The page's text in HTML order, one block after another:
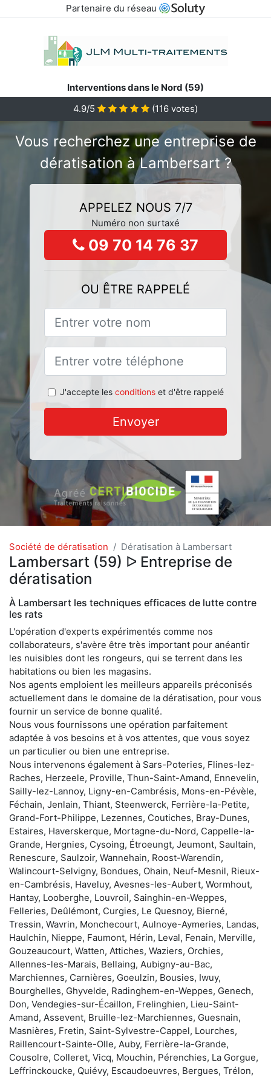
Partenaire du réseau
Interventions dans le Nord (59)
4.9/5
(116 votes)
Vous recherchez une entreprise de
dératisation à Lambersart ?
APPELEZ NOUS 7/7
Numéro non surtaxé
09 70 14 76 37
OU ÊTRE RAPPELÉ
J'accepte les conditionset d'être rappelé
Envoyer
Société de dératisation Dératisation à Lambersart
Lambersart (59) ᐅ Entreprise de
dératisation
À Lambersart les techniques efficaces de lutte contre
les rats
L'opération d'experts expérimentés comme nos
collaborateurs, s'avère être très important pour anéantir
les nuisibles dont les rongeurs, qui se terrent dans les
habitations ou bien les magasins.
Nos agents emploient les meilleurs appareils préconisés
actuellement dans le domaine de la dératisation, pour vous
fournir un service de bonne qualité.
Nous vous fournissons une opération parfaitement
adaptée à vos besoins et à vos attentes, que vous soyez
un particulier ou bien une entreprise.
Nous intervenons également à Sars-Poteries, Flines-lez-
Raches, Herzeele, Proville, Thun-Saint-Amand, Ennevelin,
Sailly-lez-Lannoy, Ligny-en-Cambrésis, Mons-en-Pévèle,
Féchain, Jenlain, Thiant, Steenwerck, Ferrière-la-Petite,
Grand-Fort-Philippe, Lezennes, Coutiches, Bray-Dunes,
Estaires, Haverskerque, Mortagne-du-Nord, Cappelle-la-
Grande, Hergnies, Cysoing, Étroeungt, Jeumont, Saultain,
Renescure, Saulzoir, Wannehain, Roost-Warendin,
Walincourt-Selvigny, Bondues, Ohain, Neuf-Mesnil, Rieux-
en-Cambrésis, Haveluy, Avesnes-les-Aubert, Wormhout,
Hantay, Looberghe, Louvroil, Sainghin-en-Weppes,
Felleries, Deûlémont, Curgies, Le Quesnoy, Bierné,
Tressin, Wavrin, Monchecourt, Aulnoye-Aymeries, Landas,
Haulchin, Nieppe, Faumont, Hérin, Leval, Fenain, Merville,
Gouzeaucourt, Watten, Attiches, Waziers, Orchies,
Allennes-les-Marais, Bellaing, Aubigny-au-Bac,
Marchiennes, Carnières, Goeulzin, Bousies, Iwuy,
Bourghelles, Ghyvelde, Radinghem-en-Weppes, Genech,
Don, Vendegies-sur-Écaillon, Frelinghien, Lieu-Saint-
Amand, Assevent, Bruille-lez-Marchiennes, Guesnain,
Masnières, Fretin, Saint-Sylvestre-Cappel, Lourches,
Raillencourt-Sainte-Olle, Auby, Ferrière-la-Grande,
Cousolre, Colleret, Vicq, Mouchin, Pérenchies, La Gorgue,
Leffrinckoucke, Quiévy, Escaudoeuvres, Bergues, Trélon,